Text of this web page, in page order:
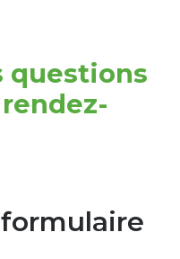
questions